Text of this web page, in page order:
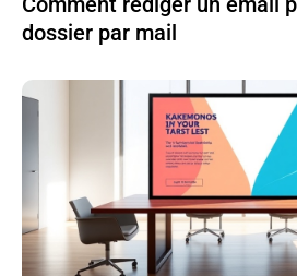
dossier par mail